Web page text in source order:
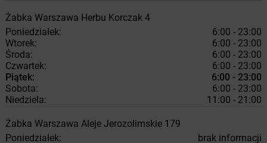
Żabka Warszawa Herbu Korczak 4
Poniedziałek:
6:00 - 23:00
Wtorek:
6:00 - 23:00
Środa:
6:00 - 23:00
Czwartek:
6:00 - 23:00
Piątek:
6:00 - 23:00
Sobota:
6:00 - 23:00
Niedziela:
11:00 - 21:00
Żabka Warszawa Aleje Jerozolimskie 179
Poniedziałek:
brak informacji